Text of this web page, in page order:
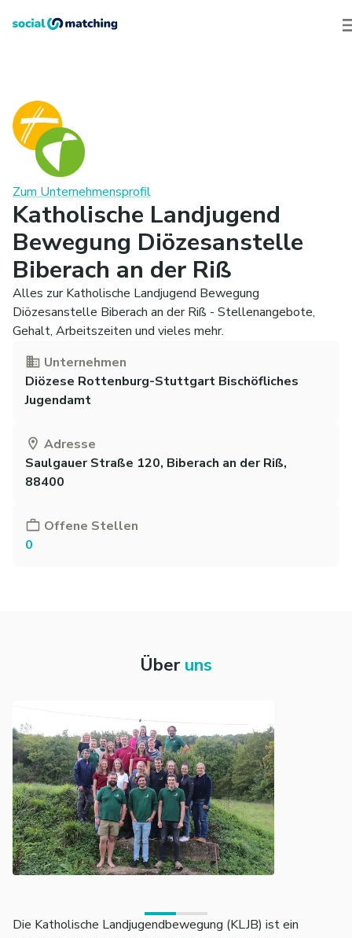
Zum Unternehmensprofil
Katholische Landjugend
Bewegung Diözesanstelle
Biberach an der Riß
Alles zur Katholische Landjugend Bewegung
Diözesanstelle Biberach an der Riß - Stellenangebote,
Gehalt, Arbeitszeiten und vieles mehr.
Unternehmen
Diözese Rottenburg-Stuttgart Bischöfliches
Jugendamt
Adresse
Saulgauer Straße 120, Biberach an der Riß,
88400
Offene Stellen
0
Über uns
Die Katholische Landjugendbewegung (KLJB) ist ein